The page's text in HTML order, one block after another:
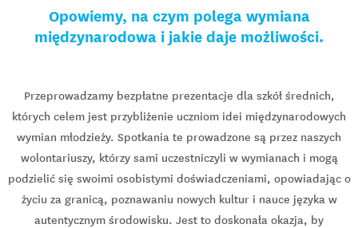
Opowiemy, na czym polega wymiana
międzynarodowa i jakie daje możliwości.
Przeprowadzamy bezpłatne prezentacje dla szkół średnich,
których celem jest przybliżenie uczniom idei międzynarodowych
wymian młodzieży. Spotkania te prowadzone są przez naszych
wolontariuszy, którzy sami uczestniczyli w wymianach i mogą
podzielić się swoimi osobistymi doświadczeniami, opowiadając o
życiu za granicą, poznawaniu nowych kultur i nauce języka w
autentycznym środowisku. Jest to doskonała okazja, by